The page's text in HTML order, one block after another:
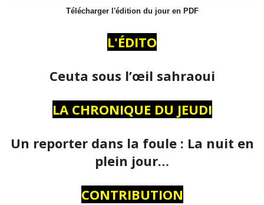
Télécharger l'édition du jour en PDF
L'ÉDITO
Ceuta sous l’œil sahraoui
LA CHRONIQUE DU JEUDI
Un reporter dans la foule : La nuit en
plein jour…
CONTRIBUTION